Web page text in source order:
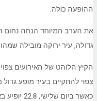
ההופעה כולה.
את הערב המיוחד הנחה
גדולה, עיר ירוקה מובילה
הקיץ הלוהט של האירועים
צפוי להתקיים בעיר מופע
כאשר